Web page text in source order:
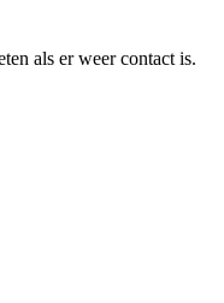
als er weer contact is.